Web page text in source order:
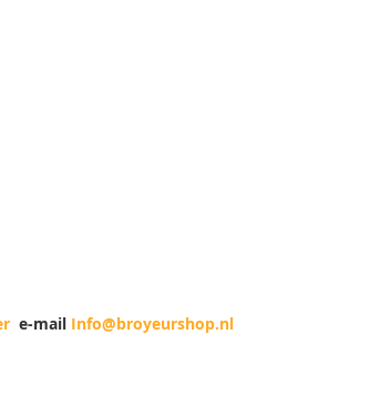
e-mail Info@broyeurshop.nl